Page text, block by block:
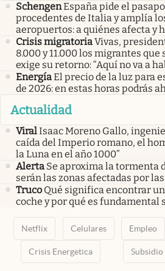
SchengenEspaña pide el
procedentes de Italia y amplía
aeropuertos: a quiénes afecta y
Crisis migratoriaVivas,
8.000 y 11.000 los migrantes
exige su retorno: “Aquí no va a
EnergíaEl precio de la luz para
de 2026: en estas horas podrás
Actualidad
ViralIsaac Moreno Gallo,
caída del Imperio romano, el
la Luna en el año 1000”
Alerta Se aproxima la tormenta
serán las zonas afectadas por
Truco Qué significa encontrar
coche y por qué es fundamental
Netflix Celulares Empleo
Crisis Energetica Subsidio